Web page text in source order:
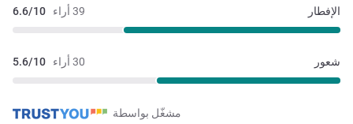
39 أراء 6.6/10 الإفطار
30 أراء 5.6/10 شعور
مشغّل بواسطة